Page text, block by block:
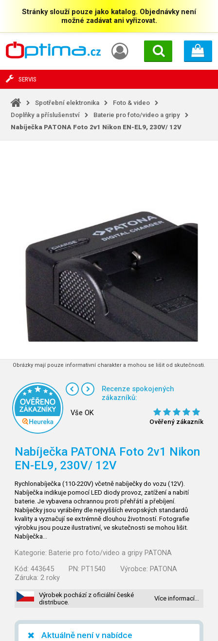
Stránky slouží pouze jako katalog. Objednávky není
možné zadávat ani vyřizovat.
SERVIS
Spotřební elektronika
Foto & video
Doplňky a příslušenství
Baterie pro foto/video a gripy
Nabíječka PATONA Foto 2v1 Nikon EN-EL9, 230V/ 12V
Obrázky mají pouze informativní charakter a mohou se lišit od skutečnosti.
Recenze spokojených
zákazníků:
Vše OK
Ověřený zákazník
Nabíječka PATONA Foto 2v1 Nikon
EN-EL9, 230V/ 12V
Rychlonabíječka (110-220V) včetně nabíječky do vozu (12V).
Nabíječka indikuje pomocí LED diody provoz, zatížení a nabití
baterie. Je vybavena ochrannou proti přehřátí a přebíjení.
Nabíječky jsou vyráběny dle nejvyšších evropských standardů
kvality a vyznačují se extrémně dlouhou životností. Fotografie
výrobku jsou pouze ilustrativní, ve skutečnosti se mohou lišit.
Nabíječka…
Kategorie: Baterie pro foto/video a gripy PATONA
Kód: 443645 PN: PT1540 Výrobce: PATONA
Záruka: 2 roky
Výrobek pochází z oficiální české
distribuce.
Více informací…
Aktuálně není v nabídce